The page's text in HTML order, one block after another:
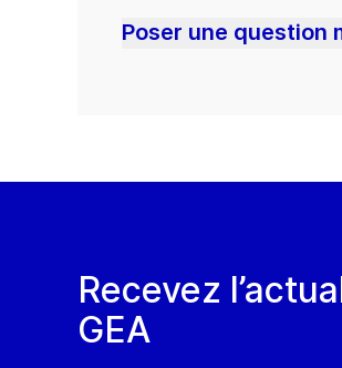
Poser une question
Recevez
GEA